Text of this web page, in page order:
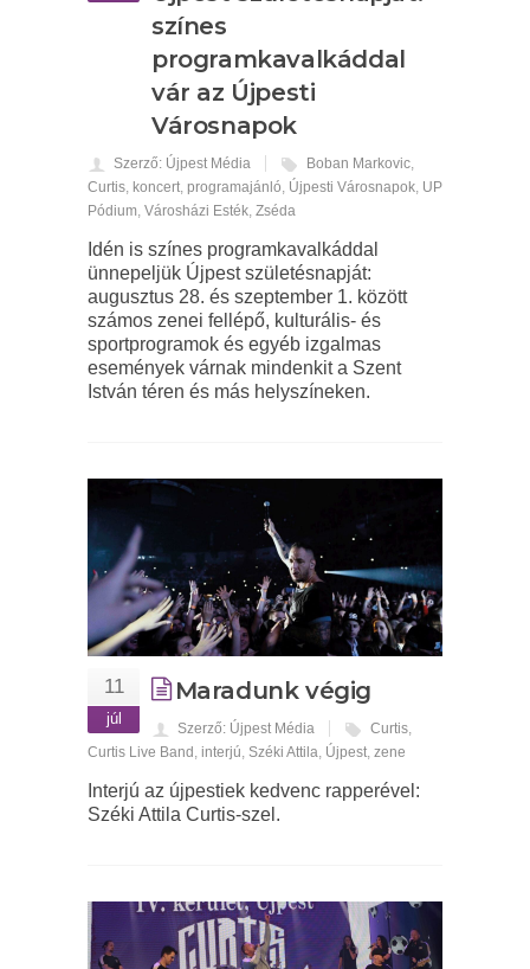
színes
programkavalkáddal
vár az Újpesti
Városnapok
Szerző: Újpest Média Boban Markovic,
Curtis, koncert, programajánló, Újpesti Városnapok, UP
Pódium, Városházi Esték, Zséda
Idén is színes programkavalkáddal
ünnepeljük Újpest születésnapját:
augusztus 28. és szeptember 1. között
számos zenei fellépő, kulturális- és
sportprogramok és egyéb izgalmas
események várnak mindenkit a Szent
István téren és más helyszíneken.
11
júl
Maradunk végig
Szerző: Újpest Média Curtis,
Curtis Live Band , interjú, Széki Attila, Újpest, zene
Interjú az újpestiek kedvenc rapperével:
Széki Attila Curtis-szel.